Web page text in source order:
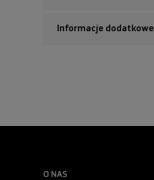
Informacje dodatkowe
O NAS